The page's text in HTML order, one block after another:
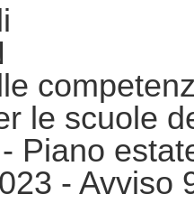
le scuole
Piano
-